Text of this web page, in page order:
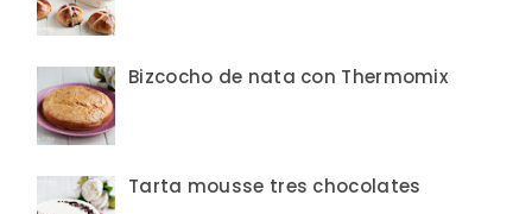
Bizcocho de nata con Thermomix
Tarta mousse tres chocolates